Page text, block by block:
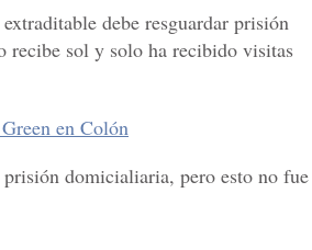
debe resguardar prisión
recibe sol y solo ha recibido visitas
en Colón
domicialiaria, pero esto no fue